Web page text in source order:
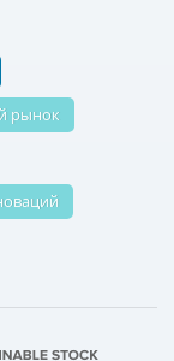
рынок